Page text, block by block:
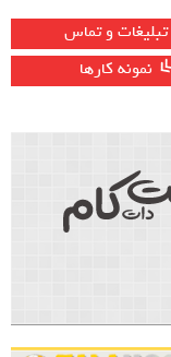
تبلیغات و تماس
نمونه کارها